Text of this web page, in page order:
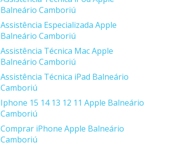
Balneário Camboriú
Assistência Especializada Apple
Balneário Camboriú
Assistência Técnica Mac Apple
Balneário Camboriú
Assistência Técnica iPad Balneário
Camboriú
Iphone 15 14 13 12 11 Apple Balneário
Camboriú
Comprar iPhone Apple Balneário
Camboriú